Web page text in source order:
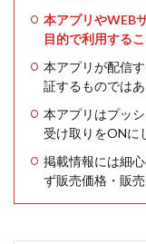
本アプリやWEB
目的で利用する
本アプリが配信
証するものではあ
本アプリはプッ
受け取りをONに
掲載情報には細
ず販売価格・販